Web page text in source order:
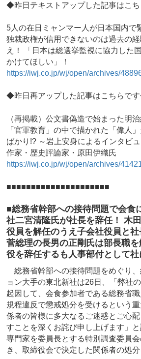
◆昨日テキストアップした記事はこ
5人の在日ミャンマー人が日本国内で
独裁政権が信用できないのは過去の
え！ 「日本は総選挙監視に協力した
かけてほしい」！
https://iwj.co.jp/wj/open/archives/
◆昨日再アップした記事はこちらで
（再掲載）公文書偽造で始まった明
「官軍教育」の中で描かれた「偉人
ばかり!? ～岩上安身によるインタビ
作家・歴史評論家・原田伊織氏
https://iwj.co.jp/wj/open/archives/
■■■■■■■■■■■■■■■■■■■■■
■総務省幹部への接待問題で会食
社二宮清隆氏が社長を辞任！ 木
役員を解任のうえ子会社役員と
菅総理の長男の正剛氏は部長職
役を辞任するも人事部付として社
総務省幹部への接待問題をめぐり
ョン大手の東北新社は26日、「弊社
起因して、会食参加者である総務省
規程違反で懲戒処分を受けるという
係者の皆様に多大なるご迷惑とご心
すことを深くお詫び申し上げます」
専門家を委員長とする特別調査委員
き、取締役会で決定した関係者の処分